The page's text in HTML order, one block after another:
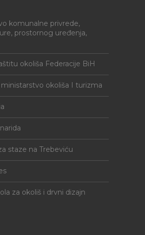
komunalne privrede,
prostornog uređenja,
okoliša Federacije BiH
ministarstvo okoliša I turizma
staze na Trebeviću
za okoliš i drvni dizajn